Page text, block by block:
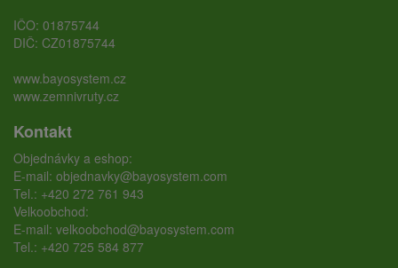
IČO: 01875744
DIČ: CZ01875744
www.bayosystem.cz
www.zemnivruty.cz
Kontakt
Objednávky a eshop:
E-mail: objednavky@bayosystem.com
Tel.: +420 272 761 943
Velkoobchod:
E-mail: velkoobchod@bayosystem.com
Tel.: +420 725 584 877